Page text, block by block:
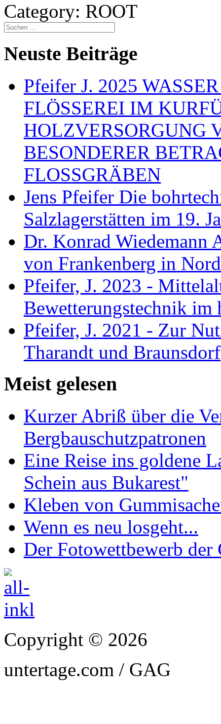
Category: ROOT
Neuste Beiträge
Pfeifer J. 2025
FLÖSSEREI IM
HOLZVERSORGUNG
BESONDERER
FLOSSGRÄBEN
Jens Pfeifer Die
Salzlagerstätten im 19.
Dr. Konrad Wiedemann
von Frankenberg in
Pfeifer, J. 2023 -
Bewetterungstechnik im
Pfeifer, J. 2021 - Zur
Tharandt und Braunsdorf
Meist gelesen
Kurzer Abriß über die
Bergbauschutzpatronen
Eine Reise ins goldene
Schein aus Bukarest"
Kleben von
Wenn es neu losgeht...
Der Fotowettbewerb der
Copyright © 2026
untertage.com / GAG